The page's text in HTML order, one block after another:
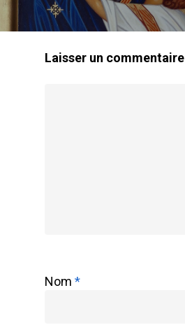
Laisser un commentaire
Nom *